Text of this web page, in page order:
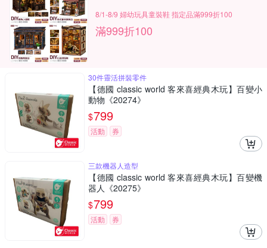
8/1-8/9 婦幼玩具童裝鞋 指定品滿999折100
滿999折100
30件靈活拼裝零件
【德國 classic world 客來喜經典木玩】百變小
動物《20274》
$799
活動 券
三款機器人造型
【德國 classic world 客來喜經典木玩】百變機
器人《20275》
$799
活動 券